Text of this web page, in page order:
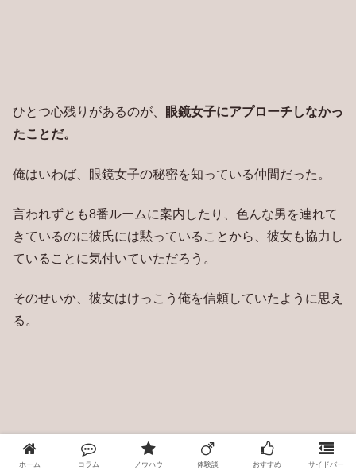
ひとつ心残りがあるのが、
眼鏡女子にアプローチしなかっ
たことだ。
俺はいわば、眼鏡女子の秘密を知っている仲間だった。
言われずとも8番ルームに案内したり、色んな男を連れて
きているのに彼氏には黙っていることから、彼女も協力し
ていることに気付いていただろう。
そのせいか、彼女はけっこう俺を信頼していたように思え
る。
フードや時間延長プレゼントというメルマガキャンペーン
で、携帯の画面を見せてもらう手続きがよくあったのだ
ホーム コラム ノウハウ 体験談 おすすめ サイドバー